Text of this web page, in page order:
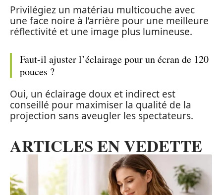
Privilégiez un matériau multicouche avec
une face noire à l’arrière pour une meilleure
réflectivité et une image plus lumineuse.
Faut-il ajuster l’éclairage pour un écran de 120
pouces ?
Oui, un éclairage doux et indirect est
conseillé pour maximiser la qualité de la
projection sans aveugler les spectateurs.
ARTICLES EN VEDETTE